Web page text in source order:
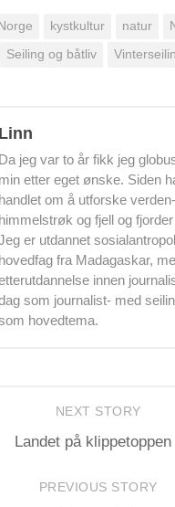
kystkultur natur
Seiling og båtliv
Linn
Da jeg var to år fikk jeg
min etter eget ønske. Siden
handlet om å utforske
himmelstrøk og fjell og
er utdannet
hovedfag fra Madagaskar,
innen
som journalist- med
hovedtema.
NEXT STORY
Landet på klippetoppen
PREVIOUS STORY